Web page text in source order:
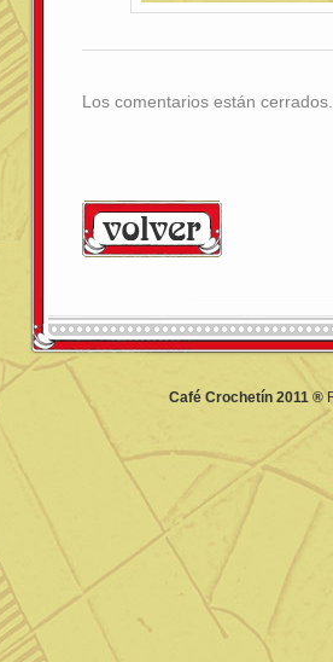
Los comentarios están cerrados.
Café Crochetín 2011 ®